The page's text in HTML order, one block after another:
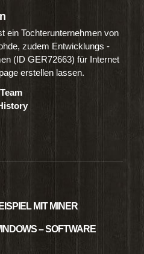
ein Tochterunternehmen von
zudem Entwicklungs -
(ID GER72663) für Internet
erstellen lassen.
MIT MINER
– SOFTWARE